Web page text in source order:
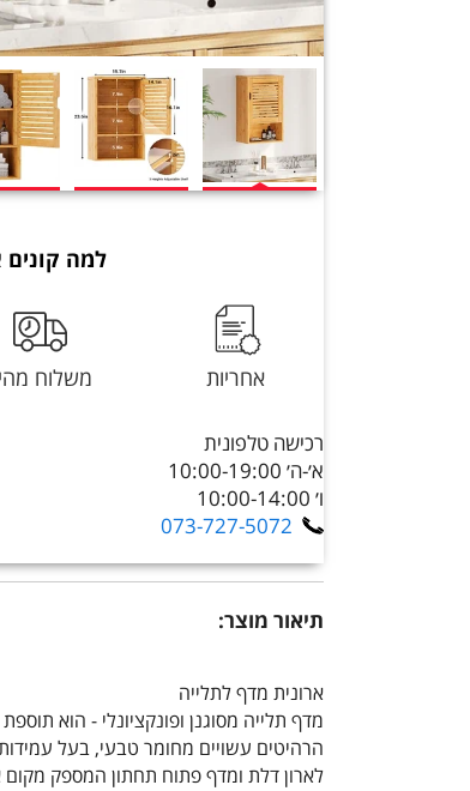
למה קונים
אחריות משלוח
רכישה טלפונית
א׳-ה׳ 10:00-19:00
ו׳ 10:00-14:00
073-727-5072
תיאור מוצר:
ארונית מדף לתלייה
מדף תלייה מסוגנן ופונקציונלי - הוא
הרהיטים עשויים מחומר טבעי, בעל
לארון דלת ומדף פתוח תחתון המספק